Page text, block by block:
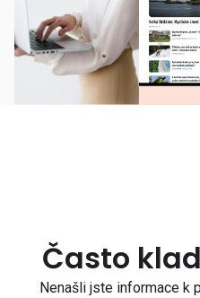
Často
Nenašli jste informace k